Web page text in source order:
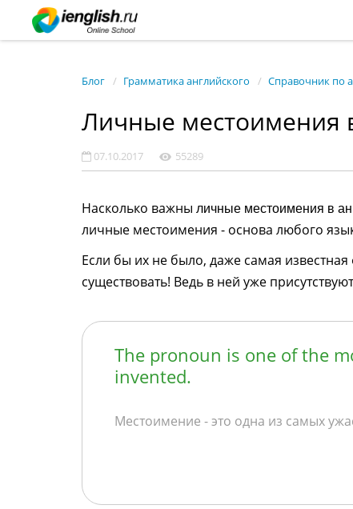
Блог Грамматика английского Справочник по
Личные местоимения
07.10.2017 55289
Насколько важны личные местоимения в
личные местоимения - основа любого
Если бы их не было, даже самая известная
существовать! Ведь в ней уже
The pronoun is one of the
invented.
Местоимение - это одна из самых